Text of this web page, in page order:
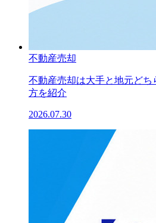
不動産売却
不動産売却は大手と地元ど
方を紹介
2026.07.30